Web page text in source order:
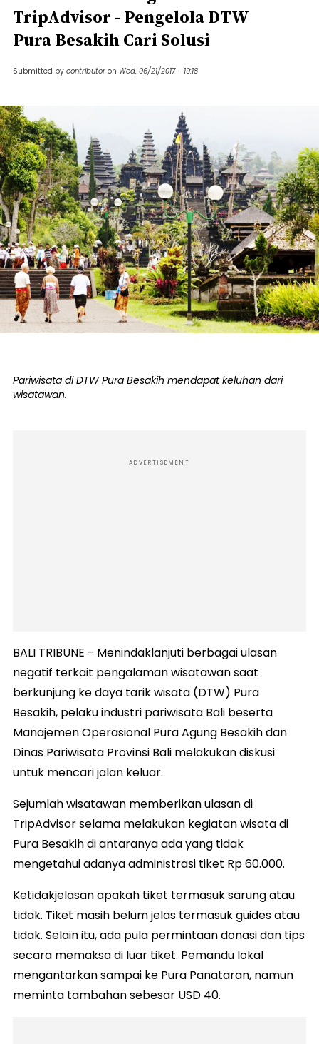
TripAdvisor - Pengelola DTW
Pura Besakih Cari Solusi
Submitted by contributor on Wed, 06/21/2017 - 19:18
Pariwisata di DTW Pura Besakih mendapat keluhan dari
wisatawan.
ADVERTISEMENT
BALI TRIBUNE - Menindaklanjuti berbagai ulasan
negatif terkait pengalaman wisatawan saat
berkunjung ke daya tarik wisata (DTW) Pura
Besakih, pelaku industri pariwisata Bali beserta
Manajemen Operasional Pura Agung Besakih dan
Dinas Pariwisata Provinsi Bali melakukan diskusi
untuk mencari jalan keluar.
Sejumlah wisatawan memberikan ulasan di
TripAdvisor selama melakukan kegiatan wisata di
Pura Besakih di antaranya ada yang tidak
mengetahui adanya administrasi tiket Rp 60.000.
Ketidakjelasan apakah tiket termasuk sarung atau
tidak. Tiket masih belum jelas termasuk guides atau
tidak. Selain itu, ada pula permintaan donasi dan tips
secara memaksa di luar tiket. Pemandu lokal
mengantarkan sampai ke Pura Panataran, namun
meminta tambahan sebesar USD 40.